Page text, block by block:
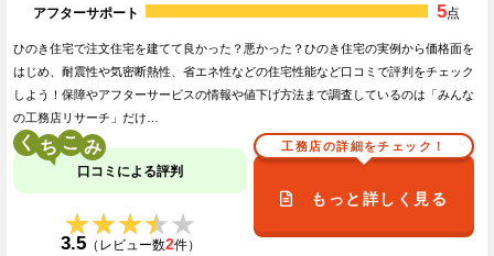
アフターサポート
5点
ひのき住宅で注文住宅を建てて良かった？悪かった？ひのき住宅の実例から価格面を
はじめ、耐震性や気密断熱性、省エネ性などの住宅性能など口コミで評判をチェック
しよう！保障やアフターサービスの情報や値下げ方法まで調査しているのは「みんな
の工務店リサーチ」だけ…
く こ
口コミによる評判
★★★★★
★★★★★
3.5（レビュー数2件）
工務店の詳細をチェック！
もっと詳しく見る